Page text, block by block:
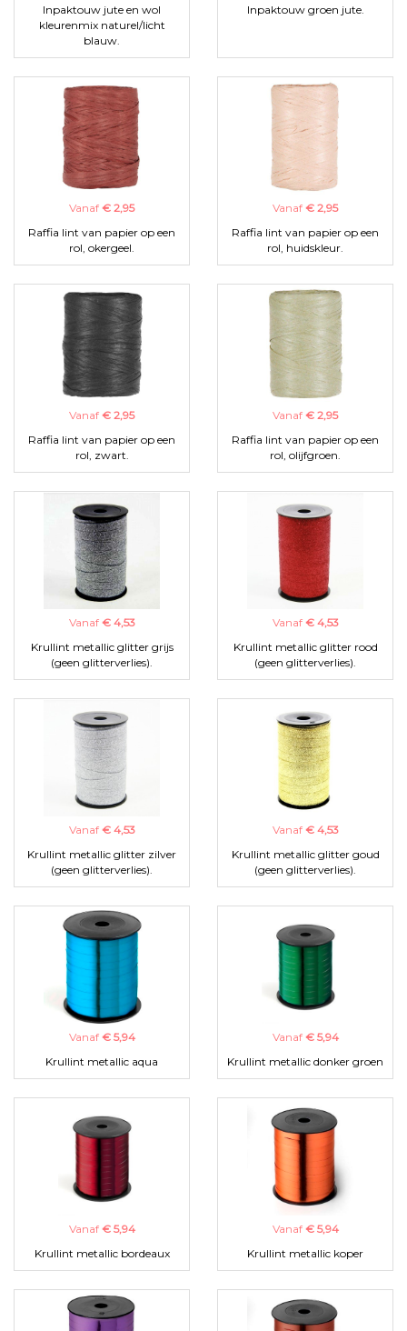
Inpaktouw jute en wol
kleurenmix naturel/licht
blauw.
Inpaktouw groen jute.
Vanaf € 2,95
Raffia lint van papier op een
rol, okergeel.
Vanaf € 2,95
Raffia lint van papier op een
rol, huidskleur.
Vanaf € 2,95
Raffia lint van papier op een
rol, zwart.
Vanaf € 2,95
Raffia lint van papier op een
rol, olijfgroen.
Vanaf € 4,53
Krullint metallic glitter grijs
(geen glitterverlies).
Vanaf € 4,53
Krullint metallic glitter rood
(geen glitterverlies).
Vanaf € 4,53
Krullint metallic glitter zilver
(geen glitterverlies).
Vanaf € 4,53
Krullint metallic glitter goud
(geen glitterverlies).
Vanaf € 5,94
Krullint metallic aqua
Vanaf € 5,94
Krullint metallic donker groen
Vanaf € 5,94
Krullint metallic bordeaux
Vanaf € 5,94
Krullint metallic koper